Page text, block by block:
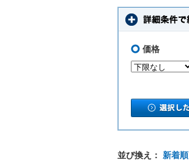
価格
並び換え： 新着順